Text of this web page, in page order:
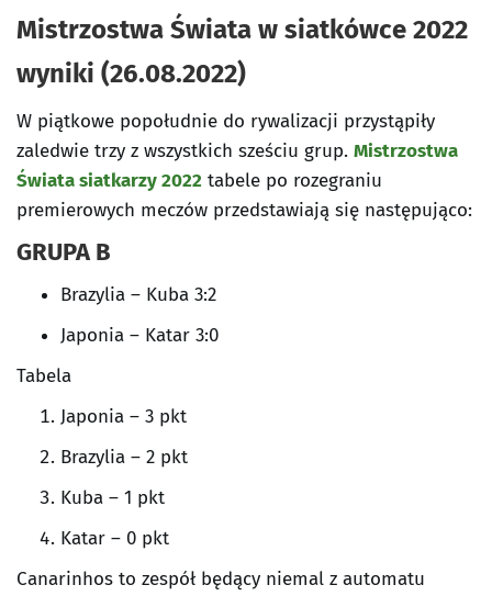
Mistrzostwa Świata w siatkówce 2022
wyniki (26.08.2022)
W piątkowe popołudnie do rywalizacji przystąpiły
zaledwie trzy z wszystkich sześciu grup. Mistrzostwa
Świata siatkarzy 2022 tabele po rozegraniu
premierowych meczów przedstawiają się następująco:
GRUPA B
Brazylia – Kuba 3:2
Japonia – Katar 3:0
Tabela
Japonia – 3 pkt
Brazylia – 2 pkt
Kuba – 1 pkt
Katar – 0 pkt
Canarinhos to zespół będący niemal z automatu